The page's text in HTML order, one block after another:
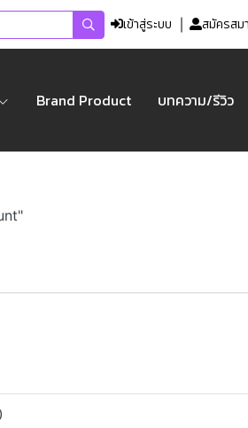
เข้าสู่ระบบ สมัครสม
Brand Product บทความ/รีวิว